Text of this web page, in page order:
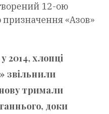
12-ою
«Азов»
2014, хлопці
звільнили
тримали
доки